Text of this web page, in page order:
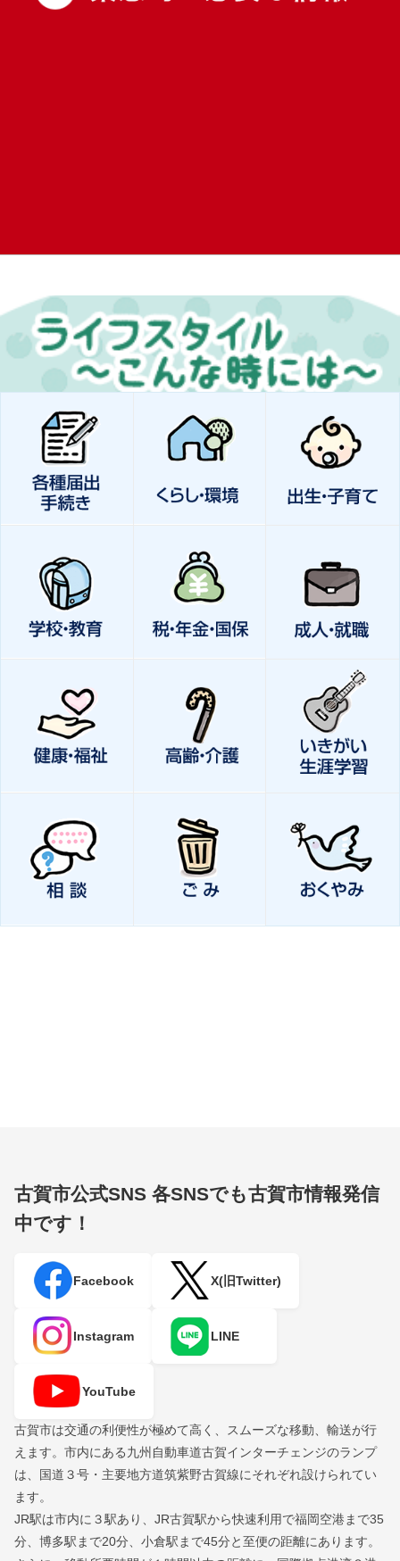
古賀市公式SNS 各SNSでも古賀市情報発信
中です！
Facebook X(旧Twitter)
Instagram LINE
YouTube
古賀市は交通の利便性が極めて高く、スムーズな移動、輸送が行
えます。市内にある九州自動車道古賀インターチェンジのランプ
は、国道３号・主要地方道筑紫野古賀線にそれぞれ設けられてい
ます。
JR駅は市内に３駅あり、JR古賀駅から快速利用で福岡空港まで35
分、博多駅まで20分、小倉駅まで45分と至便の距離にあります。